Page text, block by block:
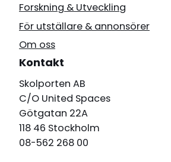
Forskning & Utveckling
För utställare & annonsörer
Om oss
Kontakt
Skolporten AB
C/O United Spaces
Götgatan 22A
118 46 Stockholm
08-562 268 00